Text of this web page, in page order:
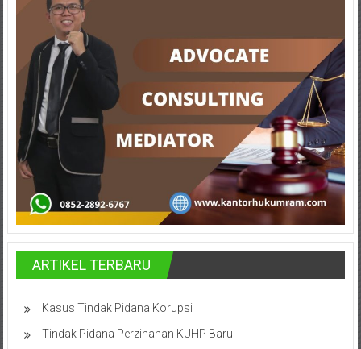
Cilacap,
Banjarnegara,
Temanggung,
Wonosobo,
Cirebon,
Karawang,
Aceh,
Medan,
Padang,
Jakarta
Pusat,
ARTIKEL TERBARU
Kasus Tindak Pidana Korupsi
Tindak Pidana Perzinahan KUHP Baru